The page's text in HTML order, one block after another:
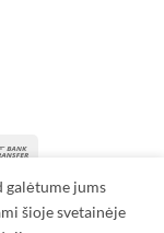
PRISTATYMAS
TVARKYMAS
galėtume jums
šioje svetainėje